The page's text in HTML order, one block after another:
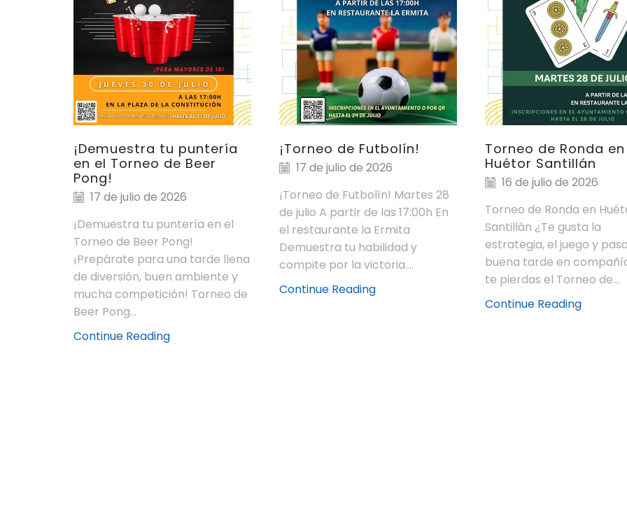
¡Demuestra tu puntería
en el Torneo de Beer
Pong!
17 de julio de 2026
¡Demuestra tu puntería en el
Torneo de Beer Pong!
¡Prepárate para una tarde llena
de diversión, buen ambiente y
mucha competición! Torneo de
Beer Pong...
Continue Reading
¡Torneo de Futbolín!
17 de julio de 2026
¡Torneo de Futbolín! Martes 28
de julio A partir de las 17:00h En
el restaurante la Ermita
Demuestra tu habilidad y
compite por la victoria....
Continue Reading
Torneo de Ronda en
Huétor Santillán
16 de julio de 2026
Torneo de Ronda en
Santillán ¿Te gusta la
estrategia, el juego y
buena tarde en
te pierdas el Torneo de...
Continue Reading